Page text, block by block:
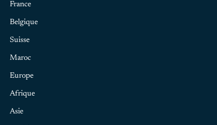
France
Belgique
Suisse
Maroc
Europe
Afrique
Asie